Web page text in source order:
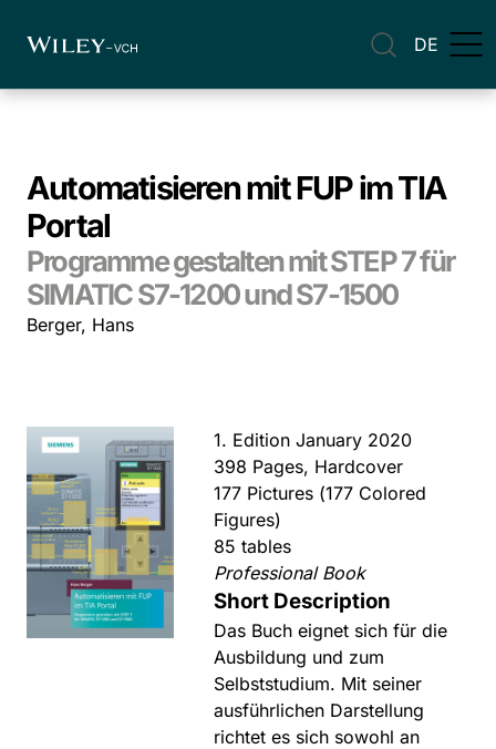
DE
Automatisieren mit FUP im TIA
Portal
Programme gestalten mit STEP 7 für
SIMATIC S7-1200 und S7-1500
Berger, Hans
1. Edition January 2020
398 Pages, Hardcover
177 Pictures (177 Colored
Figures)
85 tables
Professional Book
Short Description
Das Buch eignet sich für die
Ausbildung und zum
Selbststudium. Mit seiner
ausführlichen Darstellung
richtet es sich sowohl an